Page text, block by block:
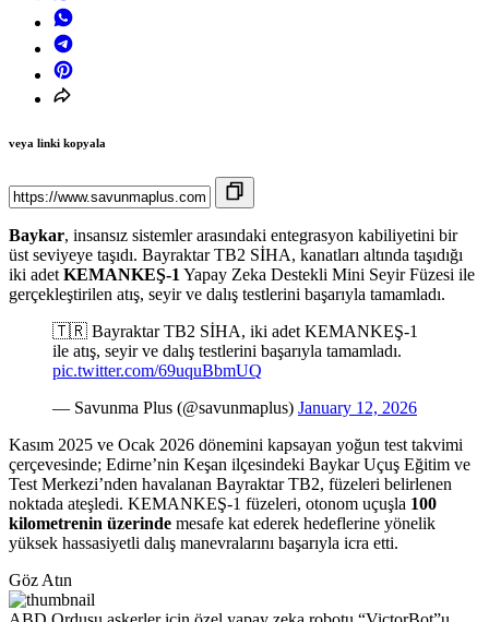
veya linki kopyala
Baykar, insansız sistemler arasındaki entegrasyon kabiliyetini bir
üst seviyeye taşıdı. Bayraktar TB2 SİHA, kanatları altında taşıdığı
iki adet KEMANKEŞ-1 Yapay Zeka Destekli Mini Seyir Füzesi ile
gerçekleştirilen atış, seyir ve dalış testlerini başarıyla tamamladı.
🇹🇷 Bayraktar TB2 SİHA, iki adet KEMANKEŞ-1
ile atış, seyir ve dalış testlerini başarıyla tamamladı.
pic.twitter.com/69uquBbmUQ
— Savunma Plus (@savunmaplus) January 12, 2026
Kasım 2025 ve Ocak 2026 dönemini kapsayan yoğun test takvimi
çerçevesinde; Edirne’nin Keşan ilçesindeki Baykar Uçuş Eğitim ve
Test Merkezi’nden havalanan Bayraktar TB2, füzeleri belirlenen
noktada ateşledi. KEMANKEŞ-1 füzeleri, otonom uçuşla 100
kilometrenin üzerinde mesafe kat ederek hedeflerine yönelik
yüksek hassasiyetli dalış manevralarını başarıyla icra etti.
Göz Atın